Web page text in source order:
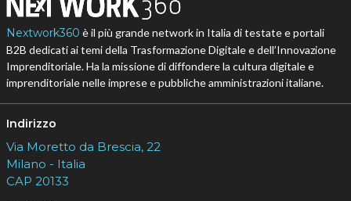
Nextwork360 è il più grande network in Italia di testate e portali
B2B dedicati ai temi della Trasformazione Digitale e dell’Innovazione
Imprenditoriale. Ha la missione di diffondere la cultura digitale e
imprenditoriale nelle imprese e pubbliche amministrazioni italiane.
Indirizzo
Via Moretto da Brescia, 22
Milano - Italia
CAP 20133